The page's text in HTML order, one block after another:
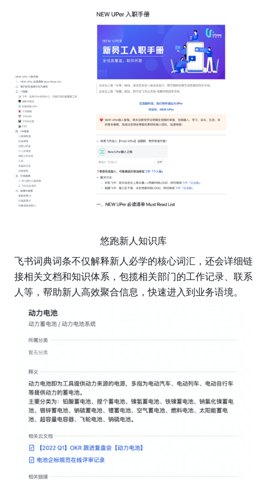
悠跑新人知识库
飞书词典词条不仅解释新人必学的核心词汇，还会详细链
接相关文档和知识体系，包揽相关部门的工作记录、联系
人等，帮助新人高效聚合信息，快速进入到业务语境。